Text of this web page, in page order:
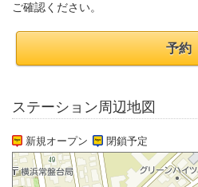
ご確認ください。
予約
ステーション周辺地図
新規オープン 閉鎖予定